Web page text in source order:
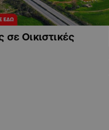
σε Οικιστικές